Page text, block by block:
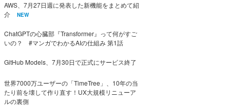
AWS、7月27日週に発表した新機能をまとめて紹
介
NEW
ChatGPTの心臓部『Transformer』って何がすご
いの？ #マンガでわかるAIの仕組み 第1話
GitHub Models、7月30日で正式にサービス終了
世界7000万ユーザーの「TimeTree」、10年の当
たり前を壊して作り直す！UX大規模リニューア
ルの裏側